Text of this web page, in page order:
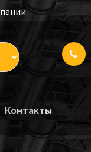
Контакты